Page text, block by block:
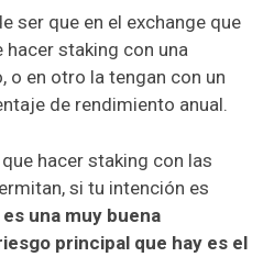
ser que en el exchange que
staking con una
o en otro la tengan con un
de rendimiento anual.
hacer staking con las
si tu intención es
es una muy buena
principal que hay es el